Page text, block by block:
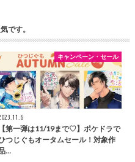
です。
キャンペーン・セール
【第一弾は11/19まで♡】ポケドラで
つじぐもオータムセール！対象作
…